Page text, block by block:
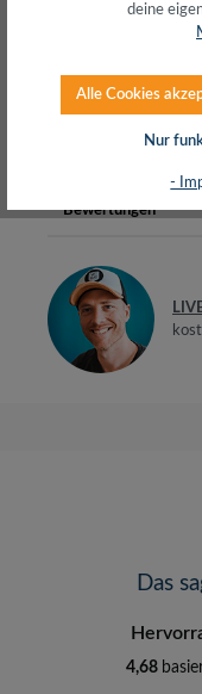
und RS
Bewertungen
Das
4,68
deine
Alle Cookies
Nur
-